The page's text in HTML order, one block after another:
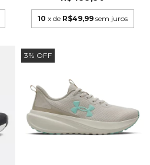
10 x de R$49,99 sem juros
3% OFF